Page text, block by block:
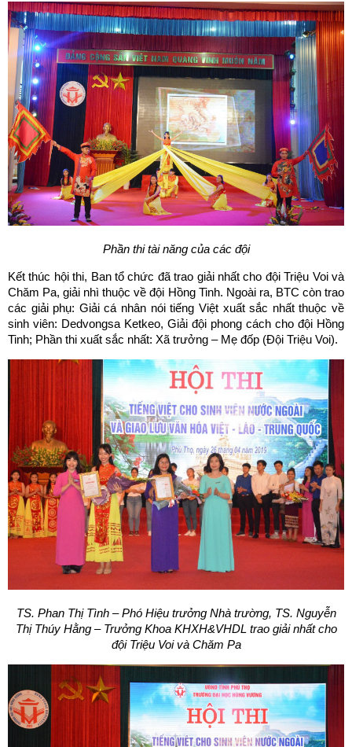
Phần thi tài năng của các đội
Kết thúc hội thi, Ban tổ chức đã trao giải nhất cho đội Triệu Voi và
Chăm Pa, giải nhì thuộc về đội Hồng Tinh. Ngoài ra, BTC còn trao
các giải phụ: Giải cá nhân nói tiếng Việt xuất sắc nhất thuộc về
sinh viên: Dedvongsa Ketkeo, Giải đội phong cách cho đội Hồng
Tinh; Phần thi xuất sắc nhất: Xã trưởng – Mẹ đốp (Đội Triệu Voi).
TS. Phan Thị Tình – Phó Hiệu trưởng Nhà trường, TS. Nguyễn
Thị Thúy Hằng – Trưởng Khoa KHXH&VHDL trao giải nhất cho
đội Triệu Voi và Chăm Pa